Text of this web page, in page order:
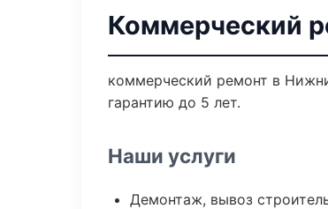
Коммерческий
коммерческий ремонт в
гарантию до 5 лет.
Наши услуги
Демонтаж, вывоз